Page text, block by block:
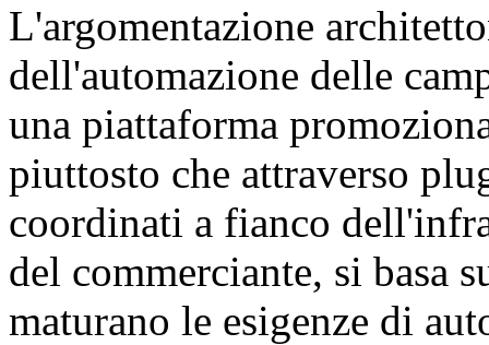
L'argomentazione
dell'automazione delle
una piattaforma
piuttosto che attraverso
coordinati a fianco
del commerciante, si basa
maturano le esigenze di